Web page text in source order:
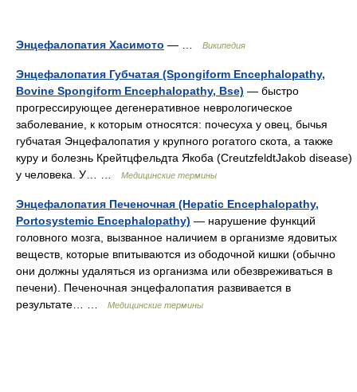
Энцефалопатия Хасимото — … Википедия
Энцефалопатия Губчатая (Spongiform Encephalopathy,
Bovine Spongiform Encephalopathy, Bse) — быстро
прогрессирующее дегенеративное неврологическое
заболевание, к которым относятся: почесуха у овец, бычья
губчатая Энцефалопатия у крупного рогатого скота, а также
куру и болезнь Крейтцфельдта Якоба (CreutzfeldtJakob disease)
у человека. У… …
Медицинские термины
Энцефалопатия Печеночная (Hepatic Encephalopathy,
Portosystemic Encephalopathy) — нарушение функций
головного мозга, вызванное наличием в организме ядовитых
веществ, которые впитываются из ободочной кишки (обычно
они должны удаляться из организма или обезвреживаться в
печени). Печеночная энцефалопатия развивается в
результате… …
Медицинские термины